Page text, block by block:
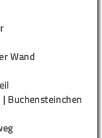
Wand
Buchensteinchen